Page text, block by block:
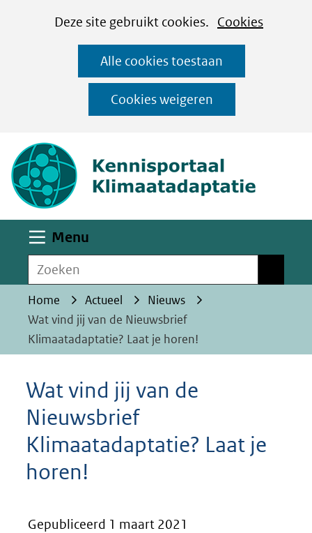
CookiesDeze site gebruikt cookies. Cookies
op
deze
website
worden
toegestaan
geweigerd.
Alle cookies toestaan
Cookies weigeren
Ga
naar
de
inhoud
Menu
Zoeken
Home Actueel
Nieuws
Wat vind jij van de Nieuwsbrief
Klimaatadaptatie? Laat je horen!
Wat vind jij van de
Nieuwsbrief
Klimaatadaptatie? Laat je
horen!
Gepubliceerd 1 maart 2021